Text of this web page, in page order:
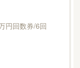
回数券/6回